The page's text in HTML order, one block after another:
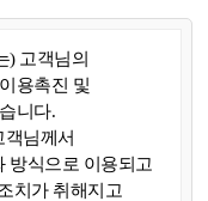
) 고객님의
용촉진 및
니다.
님께서
방식으로 이용되고
치가 취해지고